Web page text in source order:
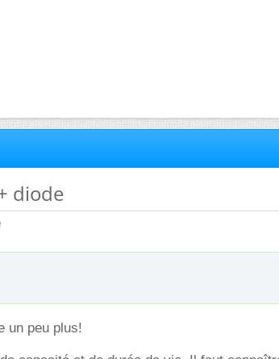
diode
un peu plus!